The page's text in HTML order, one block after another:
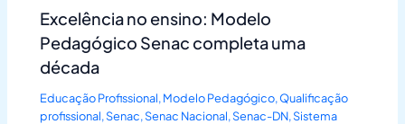
Excelência no ensino: Modelo
Pedagógico Senac completa uma
década
Educação Profissional,Modelo Pedagógico,Qualificação
profissional,Senac,Senac Nacional,Senac-DN,Sistema